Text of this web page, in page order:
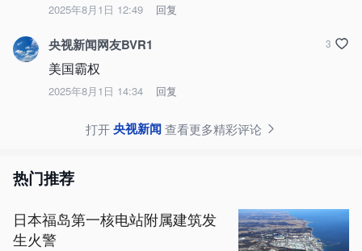
2025年8月1日 12:49 回复
央视新闻网友BVR1
美国霸权
2025年8月1日 14:34 回复
3
打开央视新闻查看更多精彩评论
热门推荐
日本福岛第一核电站附属建筑发
生火警